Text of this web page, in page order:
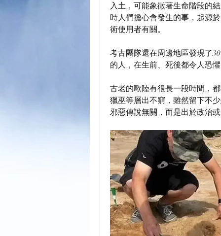
入土，可能象徵著生命階段的
時人們擔心會發生的事，起源
術使用者有關。
考古團隊還在周邊地區發現了
的人，在生前、死後都令人恐
古老的歐陸有很長一段時間，
獵巫等層出不窮，雖然留下不
邪惡傳說無關，而是出於政治